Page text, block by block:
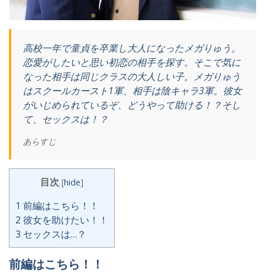
高校一年で童貞を卒業し大人になったメガりゅう。
恋愛がしたいと思い初恋の相手を探す。そこで気に
なった相手は同じクラスの大人しい子。メガりゅう
はスクールカースト1軍、相手は陰キャラ3軍。彼女
がいじめられているぞ、どうやって助ける！？そし
て、セックスは！？
あらすじ
目次 [hide]
1 前編はこちら！！
2 彼女を助けたい！！
3 セックスは…？
前編はこちら！！